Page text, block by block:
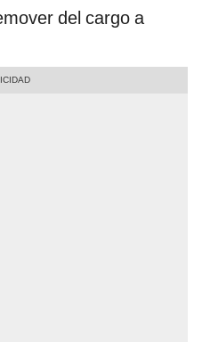
del cargo a